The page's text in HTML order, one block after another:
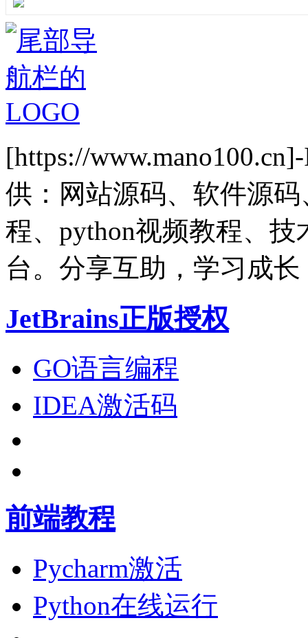
[https://
供：网站源码、软件源
程、python视频教程、
台。分享互助，学习成长
JetBrains正版授权
GO语言编程
IDEA激活码
前端教程
Pycharm激活
Python在线运行